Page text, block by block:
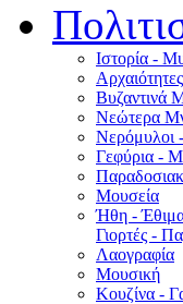
Ιστορία -
Αρχαιότητες
Βυζαντινά
Νεώτερα
Νερόμυλοι
Γεφύρια -
Μουσεία
Ήθη -
Γιορτές -
Λαογραφία
Μουσική
Κουζίνα -